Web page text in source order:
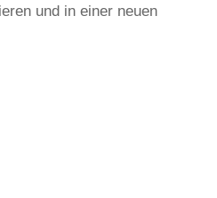
und in einer neuen